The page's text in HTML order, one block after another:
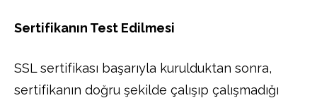
Sertifikanın Test Edilmesi
SSL sertifikası başarıyla kurulduktan sonra,
sertifikanın doğru şekilde çalışıp çalışmadığı